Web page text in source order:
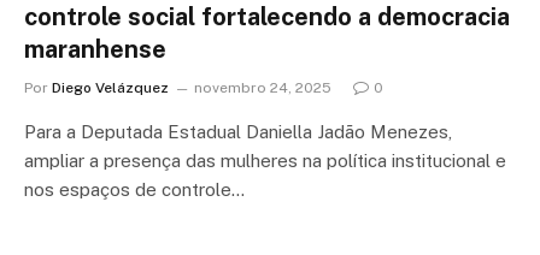
controle social fortalecendo a democracia
maranhense
Por Diego Velázquez novembro 24, 2025 0
Para a Deputada Estadual Daniella Jadão Menezes,
ampliar a presença das mulheres na política institucional e
nos espaços de controle…